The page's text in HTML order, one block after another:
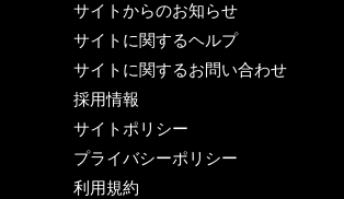
サイトからのお知らせ
サイトに関するヘルプ
サイトに関するお問い合わせ
採用情報
サイトポリシー
プライバシーポリシー
利用規約